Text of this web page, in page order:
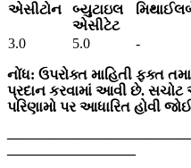
એસીટોન
બ્યુટાઇલ
એસીટેટ
3.0
5.0 -
નોંધ: ઉપરોક્ત માહિતી ફક્ત
પ્રદાન કરવામાં આવી છે. સચોટ
પરિણામો પર આધારિત હોવી
—————————